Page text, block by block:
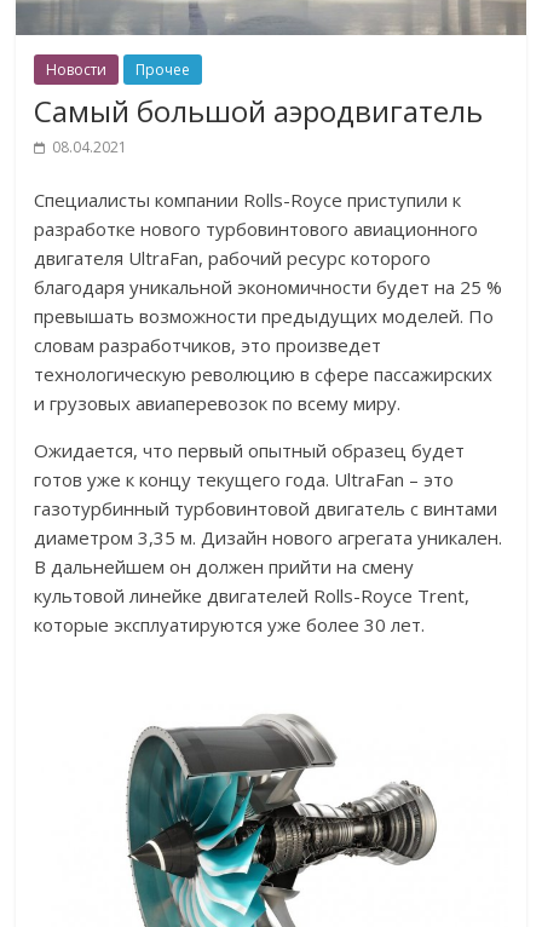
Новости Прочее
Самый большой аэродвигатель
08.04.2021
Специалисты компании Rolls-Royce приступили к
разработке нового турбовинтового авиационного
двигателя UltraFan, рабочий ресурс которого
благодаря уникальной экономичности будет на 25 %
превышать возможности предыдущих моделей. По
словам разработчиков, это произведет
технологическую революцию в сфере пассажирских
и грузовых авиаперевозок по всему миру.
Ожидается, что первый опытный образец будет
готов уже к концу текущего года. UltraFan – это
газотурбинный турбовинтовой двигатель с винтами
диаметром 3,35 м. Дизайн нового агрегата уникален.
В дальнейшем он должен прийти на смену
культовой линейке двигателей Rolls-Royce Trent,
которые эксплуатируются уже более 30 лет.